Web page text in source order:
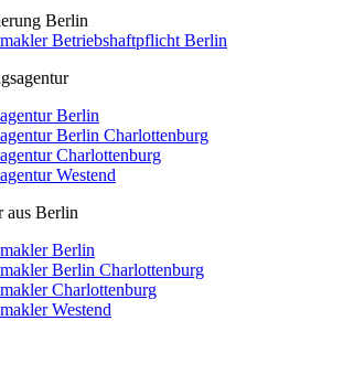
Berlin
Betriebshaftpflicht Berlin
Berlin
Berlin Charlottenburg
Charlottenburg
Westend
aus Berlin
Berlin
Berlin Charlottenburg
Charlottenburg
Westend